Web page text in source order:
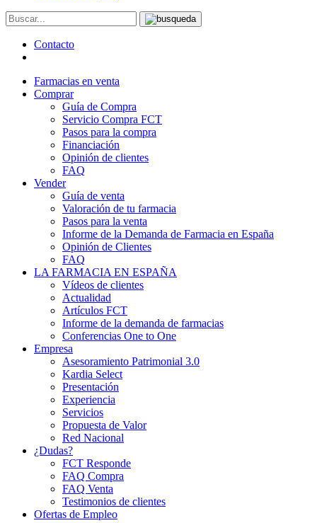
Contacto
Farmacias en venta
Comprar
Guía de Compra
Servicio Compra FCT
Pasos para la compra
Financiación
Opinión de clientes
FAQ
Vender
Guía de venta
Valoración de tu farmacia
Pasos para la venta
Informe de la Demanda de Farmacia en España
Opinión de Clientes
FAQ
LA FARMACIA EN ESPAÑA
Vídeos de clientes
Actualidad
Artículos FCT
Informe de la demanda de farmacias
Conferencias One to One
Empresa
Asesoramiento Patrimonial 3.0
Kardia Select
Presentación
Experiencia
Servicios
Propuesta de Valor
Red Nacional
¿Dudas?
FCT Responde
FAQ Compra
FAQ Venta
Testimonios de clientes
Ofertas de Empleo